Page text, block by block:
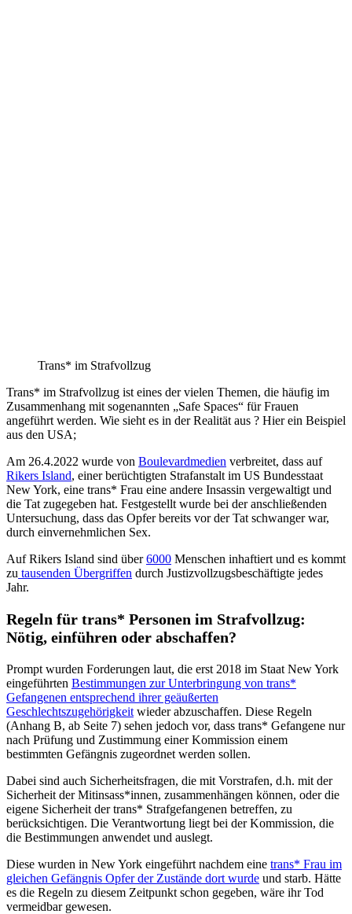
Trans* im Strafvollzug
Trans* im Strafvollzug ist eines der vielen Themen, die häufig im
Zusammenhang mit sogenannten „Safe Spaces“ für Frauen
angeführt werden. Wie sieht es in der Realität aus ? Hier ein Beispiel
aus den USA;
Am 26.4.2022 wurde von Boulevardmedien verbreitet, dass auf
Rikers Island, einer berüchtigten Strafanstalt im US Bundesstaat
New York, eine trans* Frau eine andere Insassin vergewaltigt und
die Tat zugegeben hat. Festgestellt wurde bei der anschließenden
Untersuchung, dass das Opfer bereits vor der Tat schwanger war,
durch einvernehmlichen Sex.
Auf Rikers Island sind über6000 Menschen inhaftiert und es kommt
zu tausenden Übergriffen durch Justizvollzugsbeschäftigte jedes
Jahr.
Regeln für trans* Personen im Strafvollzug:
Nötig, einführen oder abschaffen?
Prompt wurden Forderungen laut, die erst 2018 im Staat New York
eingeführten Bestimmungen zur Unterbringung von trans*
Gefangenen entsprechend ihrer geäußerten
Geschlechtszugehörigkeit wieder abzuschaffen. Diese Regeln
(Anhang B, ab Seite 7) sehen jedoch vor, dass trans* Gefangene nur
nach Prüfung und Zustimmung einer Kommission einem
bestimmten Gefängnis zugeordnet werden sollen.
Dabei sind auch Sicherheitsfragen, die mit Vorstrafen, d.h. mit der
Sicherheit der Mitinsass*innen, zusammenhängen können, oder die
eigene Sicherheit der trans* Strafgefangenen betreffen, zu
berücksichtigen. Die Verantwortung liegt bei der Kommission, die
die Bestimmungen anwendet und auslegt.
Diese wurden in New York eingeführt nachdem eine trans* Frau im
gleichen Gefängnis Opfer der Zustände dort wurde und starb. Hätte
es die Regeln zu diesem Zeitpunkt schon gegeben, wäre ihr Tod
vermeidbar gewesen.